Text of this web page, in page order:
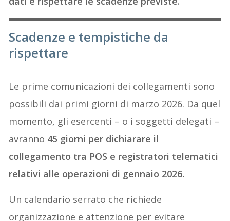
Scadenze e tempistiche da
rispettare
Le prime comunicazioni dei collegamenti sono
possibili dai primi giorni di marzo 2026. Da quel
momento, gli esercenti – o i soggetti delegati –
avranno 45 giorni per dichiarare il
collegamento tra POS e registratori telematici
relativi alle operazioni di gennaio 2026.
Un calendario serrato che richiede
organizzazione e attenzione per evitare